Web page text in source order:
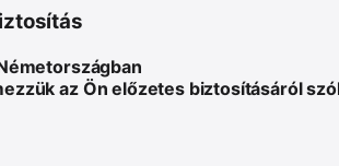
az Ön előzetes biztosításáról